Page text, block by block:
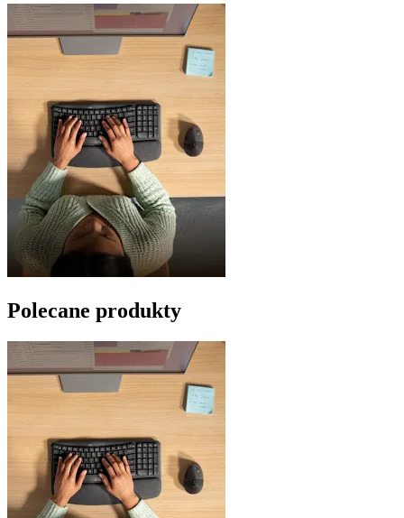
Polecane produkty